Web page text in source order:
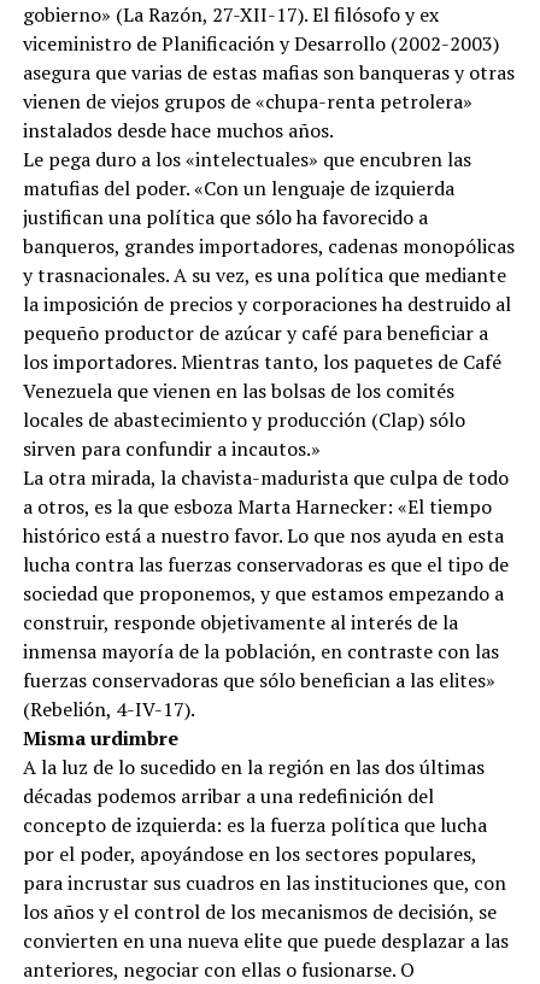
gobierno» (La Razón, 27-XII-17). El filósofo y ex
viceministro de Planificación y Desarrollo (2002-2003)
asegura que varias de estas mafias son banqueras y otras
vienen de viejos grupos de «chupa-renta petrolera»
instalados desde hace muchos años.
Le pega duro a los «intelectuales» que encubren las
matufias del poder. «Con un lenguaje de izquierda
justifican una política que sólo ha favorecido a
banqueros, grandes importadores, cadenas monopólicas
y trasnacionales. A su vez, es una política que mediante
la imposición de precios y corporaciones ha destruido al
pequeño productor de azúcar y café para beneficiar a
los importadores. Mientras tanto, los paquetes de Café
Venezuela que vienen en las bolsas de los comités
locales de abastecimiento y producción (Clap) sólo
sirven para confundir a incautos.»
La otra mirada, la chavista-madurista que culpa de todo
a otros, es la que esboza Marta Harnecker: «El tiempo
histórico está a nuestro favor. Lo que nos ayuda en esta
lucha contra las fuerzas conservadoras es que el tipo de
sociedad que proponemos, y que estamos empezando a
construir, responde objetivamente al interés de la
inmensa mayoría de la población, en contraste con las
fuerzas conservadoras que sólo benefician a las elites»
(Rebelión, 4-IV-17).
Misma urdimbre
A la luz de lo sucedido en la región en las dos últimas
décadas podemos arribar a una redefinición del
concepto de izquierda: es la fuerza política que lucha
por el poder, apoyándose en los sectores populares,
para incrustar sus cuadros en las instituciones que, con
los años y el control de los mecanismos de decisión, se
convierten en una nueva elite que puede desplazar a las
anteriores, negociar con ellas o fusionarse. O